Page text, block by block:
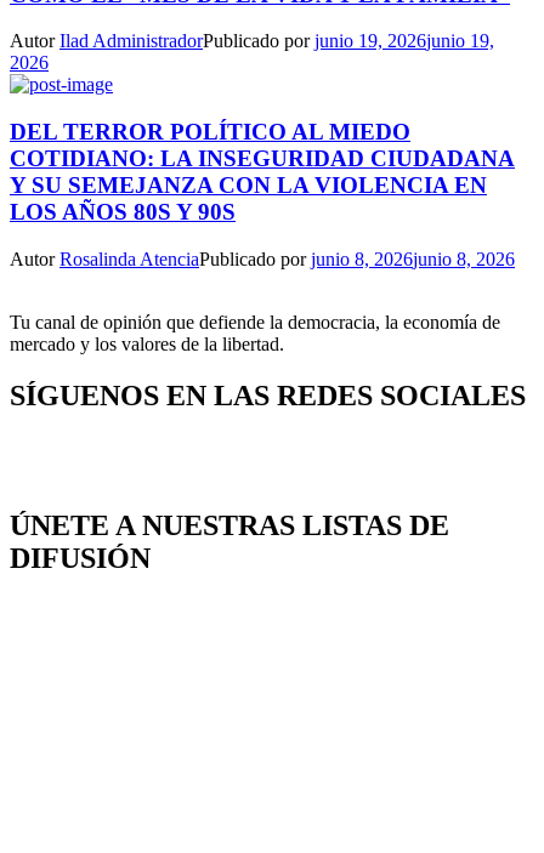
AutorIlad AdministradorPublicado porjunio 19, 2026junio 19,
2026
DEL TERROR POLÍTICO AL MIEDO
COTIDIANO: LA INSEGURIDAD CIUDADANA
Y SU SEMEJANZA CON LA VIOLENCIA EN
LOS AÑOS 80S Y 90S
AutorRosalinda AtenciaPublicado porjunio 8, 2026junio 8, 2026
Tu canal de opinión que defiende la democracia, la economía de
mercado y los valores de la libertad.
SÍGUENOS EN LAS REDES SOCIALES
ÚNETE A NUESTRAS LISTAS DE
DIFUSIÓN